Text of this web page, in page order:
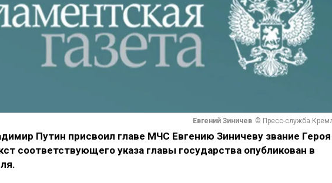
Евгений Зиничев © Пресс-служба
Путин присвоил главе МЧС Евгению Зиничеву звание Героя
соответствующего указа главы государства опубликован в